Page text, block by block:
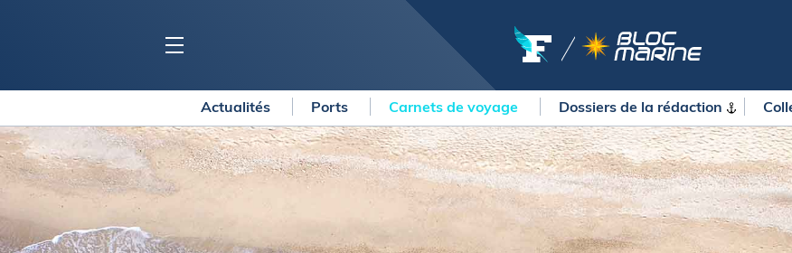
BLOC MARINE
Ports
Carnets de voyage
Collection Bloc Marine
COURSES
Courses au large
Régates
La Solitaire du Figaro Paprec
Transat Paprec
MÉTÉO MARINE
LIFESTYLE
Shopping
Culture nautique
Gastronomie
Actualités Ports Carnets de voyage Dossiers de la rédaction